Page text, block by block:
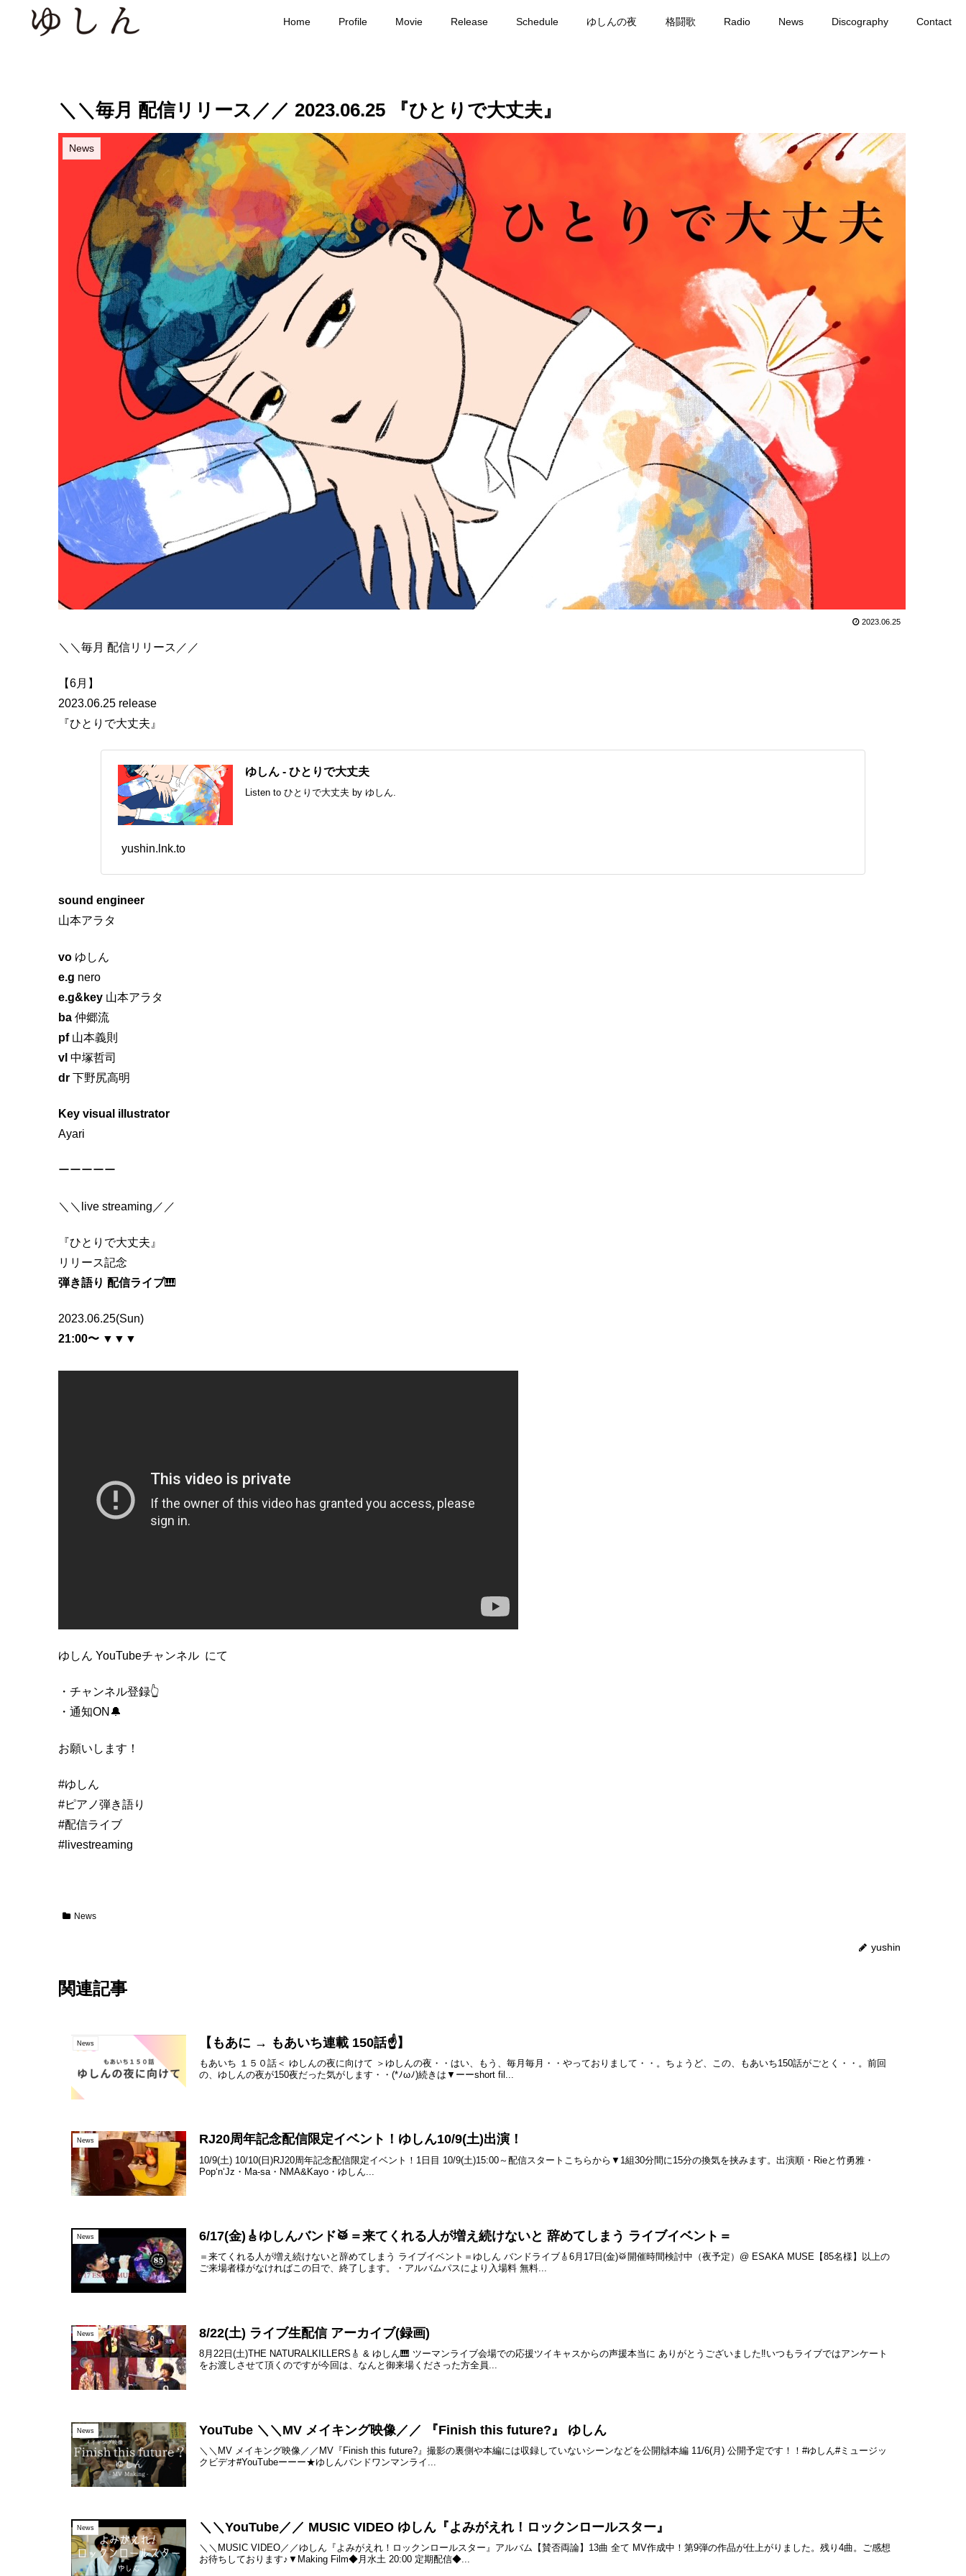
Home Profile Movie Release Schedule ゆしんの夜 格闘歌 Radio News Discography Contact
＼＼毎月 配信リリース／／ 2023.06.25 『ひとりで大丈夫』
News
2023.06.25
＼＼毎月 配信リリース／／
【6月】
2023.06.25 release
『ひとりで大丈夫』
ゆしん - ひとりで大丈夫
Listen to ひとりで大丈夫 by ゆしん.
yushin.lnk.to
sound engineer
山本アラタ
vo ゆしん
e.g nero
e.g&key 山本アラタ
ba 仲郷流
pf山本義則
vl 中塚哲司
dr 下野尻高明
Key visual illustrator
Ayari
ーーーーー
＼＼live streaming／／
『ひとりで大丈夫』
リリース記念
弾き語り 配信ライブ🎹
2023.06.25(Sun)
21:00〜 ▼▼▼
ゆしん YouTubeチャンネル にて
・チャンネル登録👆
・通知ON🔔
お願いします！
#ゆしん
#ピアノ弾き語り
#配信ライブ
#livestreaming
News
yushin
関連記事
News 【もあに → もあいち連載 150話☝️】
もあいち １５０話＜ ゆしんの夜に向けて ＞ゆしんの夜・・はい、もう、毎月毎月・・やっておりまして・・。ちょうど、この、もあいち150話がごとく・・。前回
の、ゆしんの夜が150夜だった気がします・・(*ﾉωﾉ)続きは▼ーーshort fil...
News RJ20周年記念配信限定イベント！ゆしん10/9(土)出演！
10/9(土) 10/10(日)RJ20周年記念配信限定イベント！1日目 10/9(土)15:00～配信スタートこちらから▼1組30分間に15分の換気を挟みます。出演順・Rieと竹勇雅・
Pop‘n‘Jz・Ma-sa・NMA&Kayo・ゆしん...
News 6/17(金)🎸ゆしんバンド🥁＝来てくれる人が増え続けないと 辞めてしまう ライブイベント＝
＝来てくれる人が増え続けないと辞めてしまう ライブイベント＝ゆしん バンドライブ🎸6月17日(金)🥁開催時間検討中（夜予定）@ ESAKA MUSE【85名様】以上の
ご来場者様がなければこの日で、終了します。・アルバムパスにより入場料 無料...
News 8/22(土) ライブ生配信 アーカイブ(録画)
8月22日(土)THE NATURALKILLERS🎸 & ゆしん🎹 ツーマンライブ‬会場での応援ツイキャスからの声援本当に ありがとうございました‼️いつもライブではアンケート
をお渡しさせて頂くのですが今回は、なんと御来場くださった方全員...
News YouTube ＼＼MV メイキング映像／／ 『Finish this future?』 ゆしん
＼＼MV メイキング映像／／MV『Finish this future?』撮影の裏側や本編には収録していないシーンなどを公開🙌本編 11/6(月) 公開予定です！！#ゆしん#ミュージッ
クビデオ#YouTubeーーー★ゆしんバンドワンマンライ...
News ＼＼YouTube／／ MUSIC VIDEO ゆしん『よみがえれ！ロックンロールスター』
＼＼MUSIC VIDEO／／ゆしん『よみがえれ！ロックンロールスター』アルバム【賛否両論】13曲 全て MV作成中！第9弾の作品が仕上がりました。残り4曲。ご感想
お待ちしております♪▼Making Film◆月水土 20:00 定期配信◆...